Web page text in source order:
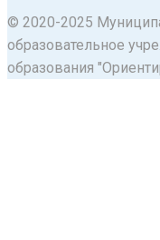
© 2020-2025
образовательное
образования